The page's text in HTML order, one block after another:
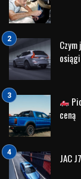
ceną
JAC